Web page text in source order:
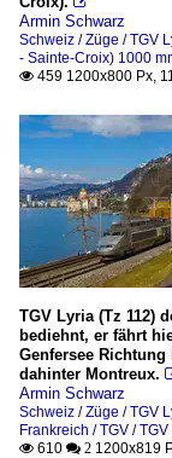
Armin Schwarz
Schweiz / Züge / TGV
- Sainte-Croix) 1000
 459 1200x800 Px,
TGV Lyria (Tz 112)
bediehnt, er fährt
Genfersee
dahinter Montreux.
Armin Schwarz
Schweiz / Züge / TGV
Frankreich / TGV /
 610  2 1200x819